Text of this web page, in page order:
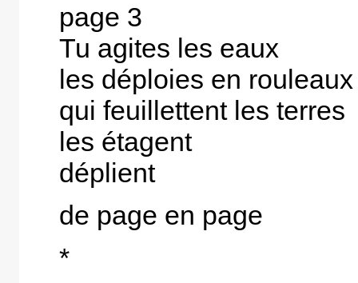
page 3
Tu agites les eaux
les déploies en
qui feuillettent les terres
les étagent
déplient
de page en page
*